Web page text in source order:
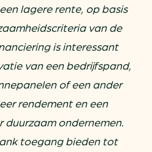
lagere rente, op basis
van de
is interessant
van een bedrijfspand,
of een ander
rendement en een
duurzaam ondernemen.
toegang bieden tot